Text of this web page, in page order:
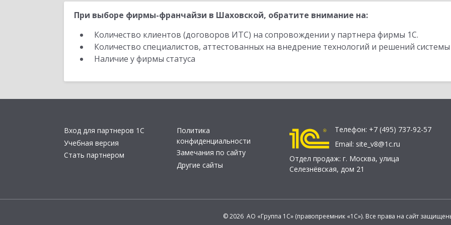
При выборе фирмы-франчайзи в Шаховской, обратите внимание на:
Количество клиентов (договоров ИТС) на сопровождении у партнера фирмы 1С.
Количество специалистов, аттестованных на внедрение технологий и решений
Наличие у фирмы статуса
Вход для партнеров 1С
Учебная версия
Стать партнером
Политика
конфиденциальности
Замечания по сайту
Другие сайты
Телефон: +7 (495) 737-92-57
Email: site_v8@1c.ru
Отдел продаж: г. Москва, улица
Селезнёвская, дом 21
© 2026 АО «Группа 1С» (правопреемник «1С»). Все права на сайт